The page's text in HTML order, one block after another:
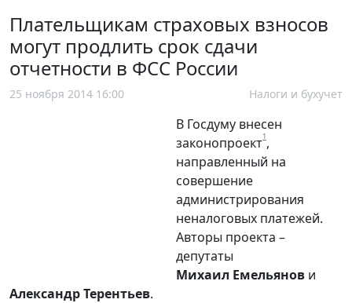
Плательщикам страховых взносов
могут продлить срок сдачи
отчетности в ФСС России
25 ноября 2014 16:00 Налоги и бухучет
В Госдуму внесен
законопроект1,
направленный на
совершение
администрирования
неналоговых платежей.
Авторы проекта –
депутаты
Михаил Емельянов и
Александр Терентьев.